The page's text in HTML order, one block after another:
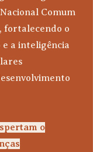
Comum
fortalecendo o
a inteligência
o